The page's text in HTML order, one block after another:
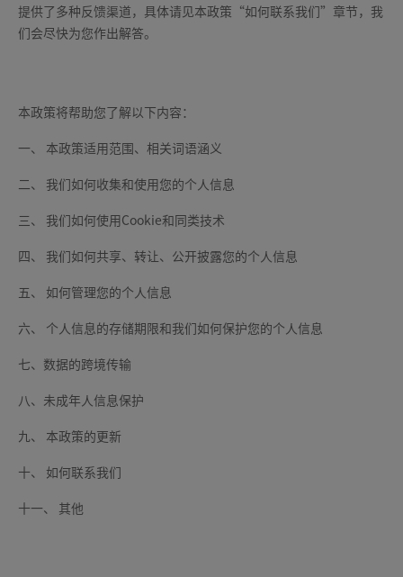
提供了多种反馈渠道，具体请见本政策“如何联系我们”章节，我
们会尽快为您作出解答。
本政策将帮助您了解以下内容：
一、 本政策适用范围、相关词语涵义
二、 我们如何收集和使用您的个人信息
三、 我们如何使用Cookie和同类技术
四、 我们如何共享、转让、公开披露您的个人信息
五、 如何管理您的个人信息
六、 个人信息的存储期限和我们如何保护您的个人信息
七、数据的跨境传输
八、未成年人信息保护
九、 本政策的更新
十、 如何联系我们
十一、 其他